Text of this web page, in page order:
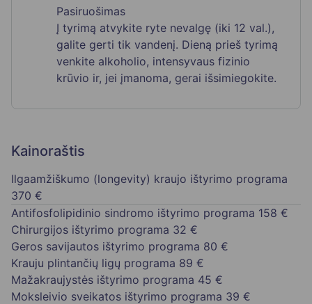
Pasiruošimas
Į tyrimą atvykite ryte nevalgę (iki 12 val.),
galite gerti tik vandenį. Dieną prieš tyrimą
venkite alkoholio, intensyvaus fizinio
krūvio ir, jei įmanoma, gerai išsimiegokite.
Kainoraštis
Ilgaamžiškumo (longevity) kraujo ištyrimo programa
370 €
Antifosfolipidinio sindromo ištyrimo programa 158 €
Chirurgijos ištyrimo programa 32 €
Geros savijautos ištyrimo programa 80 €
Krauju plintančių ligų programa 89 €
Mažakraujystės ištyrimo programa 45 €
Moksleivio sveikatos ištyrimo programa 39 €